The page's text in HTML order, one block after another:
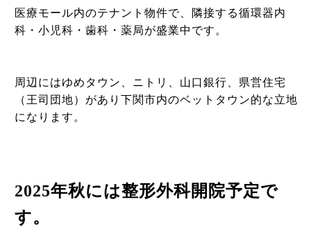
医療モール内のテナント物件で、隣接する循環器内
科・小児科・歯科・薬局が盛業中です。
周辺にはゆめタウン、ニトリ、山口銀行、県営住宅
（王司団地）があり下関市内のベットタウン的な立地
になります。
2025年秋には整形外科開院予定で
す。